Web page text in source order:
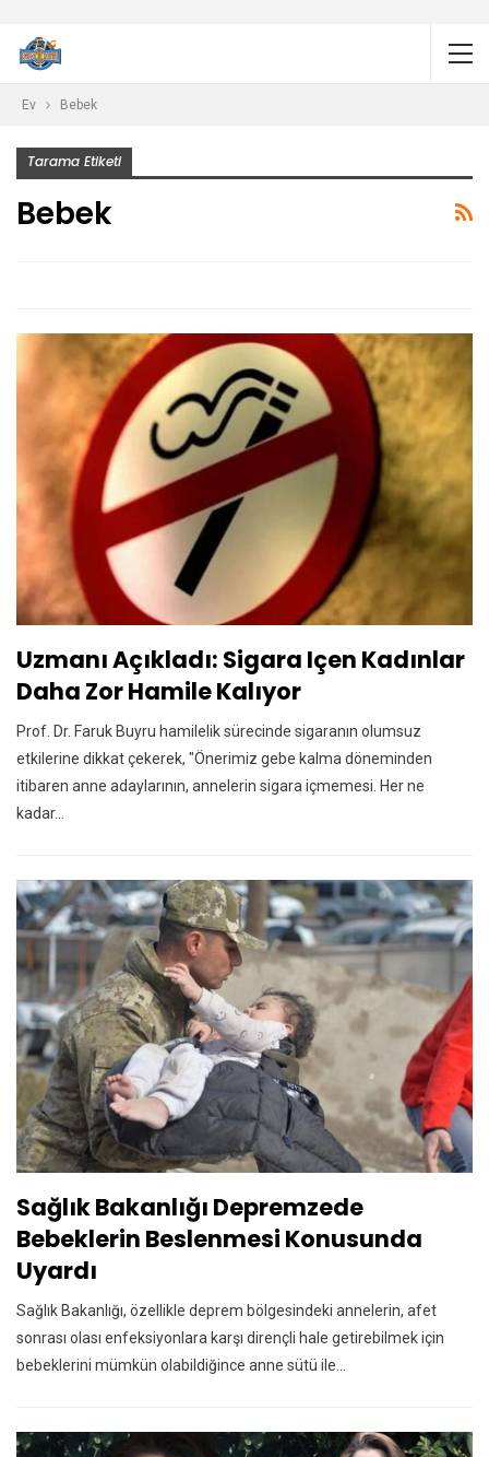
Ev Bebek
Tarama Etiketi
Bebek
Uzmanı Açıkladı: Sigara Içen Kadınlar
Daha Zor Hamile Kalıyor
Prof. Dr. Faruk Buyru hamilelik sürecinde sigaranın olumsuz
etkilerine dikkat çekerek, "Önerimiz gebe kalma döneminden
itibaren anne adaylarının, annelerin sigara içmemesi. Her ne
kadar…
Sağlık Bakanlığı Depremzede
Bebeklerin Beslenmesi Konusunda
Uyardı
Sağlık Bakanlığı, özellikle deprem bölgesindeki annelerin, afet
sonrası olası enfeksiyonlara karşı dirençli hale getirebilmek için
bebeklerini mümkün olabildiğince anne sütü ile…